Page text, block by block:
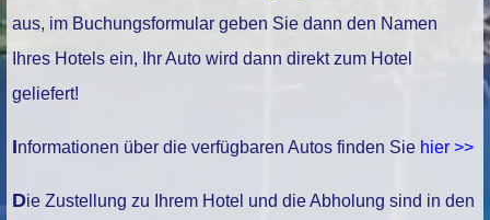
aus, im Buchungsformular geben Sie dann den Namen
Ihres Hotels ein, Ihr Auto wird dann direkt zum Hotel
geliefert!
Informationen über die verfügbaren Autos finden Sie hier >>
Die Zustellung zu Ihrem Hotel und die Abholung sind in den